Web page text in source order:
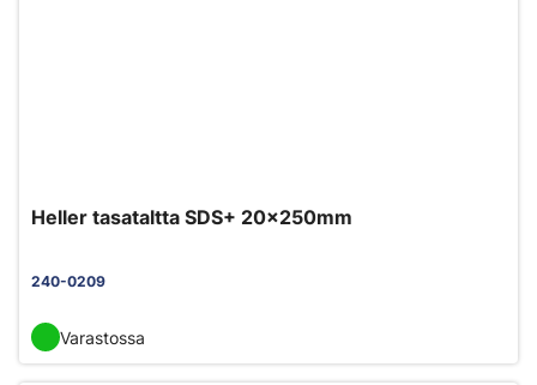
Heller tasataltta SDS+ 20x250mm
240-0209
Varastossa